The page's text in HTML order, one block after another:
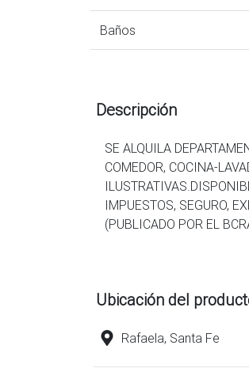
Baños
Descripción
SE ALQUILA
COMEDOR, COCINA-
IMPUESTOS, SEGURO,
(PUBLICADO POR EL
Ubicación del
Rafaela, Santa Fe